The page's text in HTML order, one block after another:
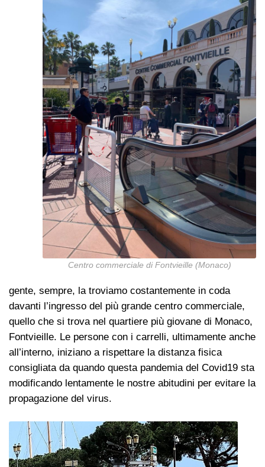
Centro commerciale di Fontvieille (Monaco)
gente, sempre, la troviamo costantemente in coda
davanti l’ingresso del più grande centro commerciale,
quello che si trova nel quartiere più giovane di Monaco,
Fontvieille. Le persone con i carrelli, ultimamente anche
all’interno, iniziano a rispettare la distanza fisica
consigliata da quando questa pandemia del Covid19 sta
modificando lentamente le nostre abitudini per evitare la
propagazione del virus.